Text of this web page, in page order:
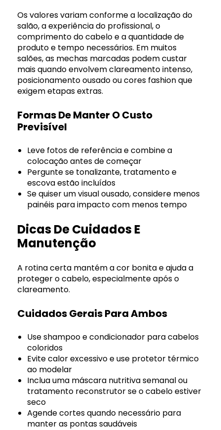
Os valores variam conforme a localização do
salão, a experiência do profissional, o
comprimento do cabelo e a quantidade de
produto e tempo necessários. Em muitos
salões, as mechas marcadas podem custar
mais quando envolvem clareamento intenso,
posicionamento ousado ou cores fashion que
exigem etapas extras.
Formas De Manter O Custo
Previsível
Leve fotos de referência e combine a
colocação antes de começar
Pergunte se tonalizante, tratamento e
escova estão incluídos
Se quiser um visual ousado, considere menos
painéis para impacto com menos tempo
Dicas De Cuidados E
Manutenção
A rotina certa mantém a cor bonita e ajuda a
proteger o cabelo, especialmente após o
clareamento.
Cuidados Gerais Para Ambos
Use shampoo e condicionador para cabelos
coloridos
Evite calor excessivo e use protetor térmico
ao modelar
Inclua uma máscara nutritiva semanal ou
tratamento reconstrutor se o cabelo estiver
seco
Agende cortes quando necessário para
manter as pontas saudáveis